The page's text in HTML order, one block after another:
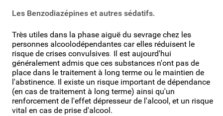
Les Benzodiazépines et autres sédatifs.
Très utiles dans la phase aiguë du sevrage chez les
personnes alcoolodépendantes car elles réduisent le
risque de crises convulsives. Il est aujourd'hui
généralement admis que ces substances n'ont pas de
place dans le traitement à long terme ou le maintien de
l'abstinence. Il existe un risque important de dépendance
(en cas de traitement à long terme) ainsi qu'un
renforcement de l'effet dépresseur de l'alcool, et un risque
vital en cas de prise d'alcool.